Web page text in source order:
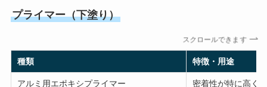
プライマー（下塗り）
スクロールできます
種類 特徴・用途
アルミ用エポキシプライマー
密着性が特に高く